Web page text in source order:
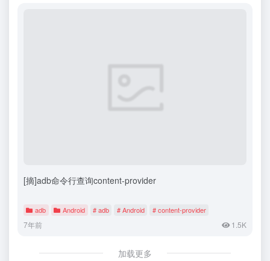
[摘]adb命令行查询content-provider
adb Android # adb # Android # content-provider
7年前 1.5K
加载更多